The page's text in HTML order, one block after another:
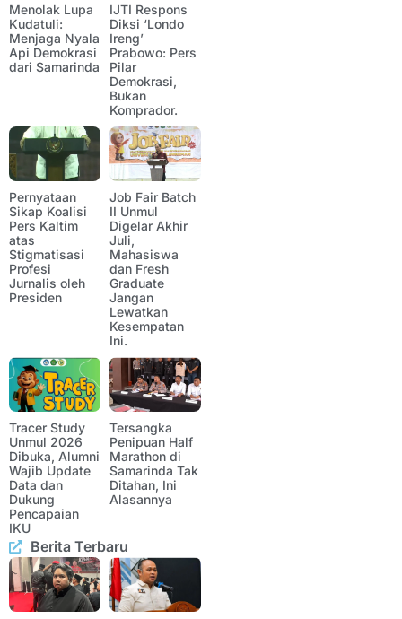
Menolak Lupa
Kudatuli:
Menjaga Nyala
Api Demokrasi
dari Samarinda
IJTI Respons
Diksi ‘Londo
Ireng’
Prabowo: Pers
Pilar
Demokrasi,
Bukan
Komprador.
Pernyataan
Sikap Koalisi
Pers Kaltim
atas
Stigmatisasi
Profesi
Jurnalis oleh
Presiden
Job Fair Batch
II Unmul
Digelar Akhir
Juli,
Mahasiswa
dan Fresh
Graduate
Jangan
Lewatkan
Kesempatan
Ini.
Tracer Study
Unmul 2026
Dibuka, Alumni
Wajib Update
Data dan
Dukung
Pencapaian
IKU
Tersangka
Penipuan Half
Marathon di
Samarinda Tak
Ditahan, Ini
Alasannya
Berita Terbaru